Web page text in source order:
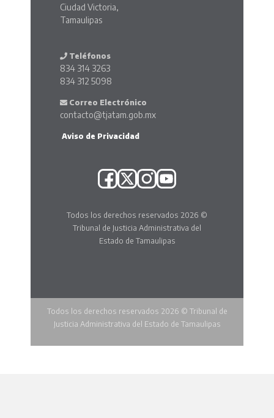
Ciudad Victoria,
Tamaulipas
Teléfonos
834 314 3263
834 312 5098
Correo Electrónico
contacto@tjatam.gob.mx
Aviso de Privacidad
Todos los derechos reservados 2026 ©
Tribunal de Justicia Administrativa del
Estado de Tamaulipas
Todos los derechos reservados 2026 © Tribunal de
Justicia Administrativa del Estado de Tamaulipas